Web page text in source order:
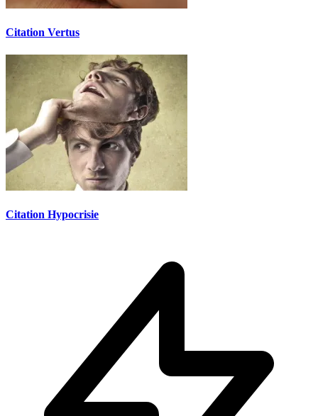
Citation Vertus
Citation Hypocrisie